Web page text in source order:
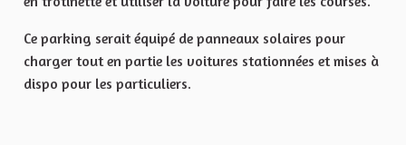
Ce parking serait équipé de panneaux solaires pour
charger tout en partie les voitures stationnées et mises à
dispo pour les particuliers.